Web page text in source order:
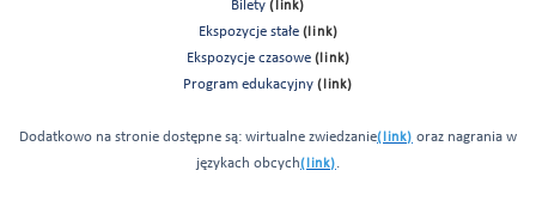
Bilety(link)
Ekspozycje stałe (link)
Ekspozycje czasowe (link)
Program edukacyjny(link)
Dodatkowo na stronie dostępne są: wirtualne zwiedzanie(link) oraz nagrania w
językach obcych(link).